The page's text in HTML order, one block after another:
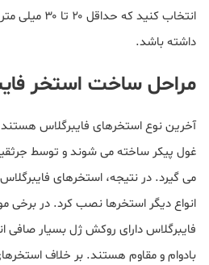
داشته باشد.
مراحل ساخت استخر
آخرین نوع استخرهای فایبرگلاس
غول پیکر ساخته می شوند و توسط
می گیرد. در نتیجه، استخرهای
انواع دیگر استخرها نصب کرد. در برخی
فایبرگلاس دارای روکش ژل بسیار صافی
بادوام و مقاوم هستند. بر خلاف